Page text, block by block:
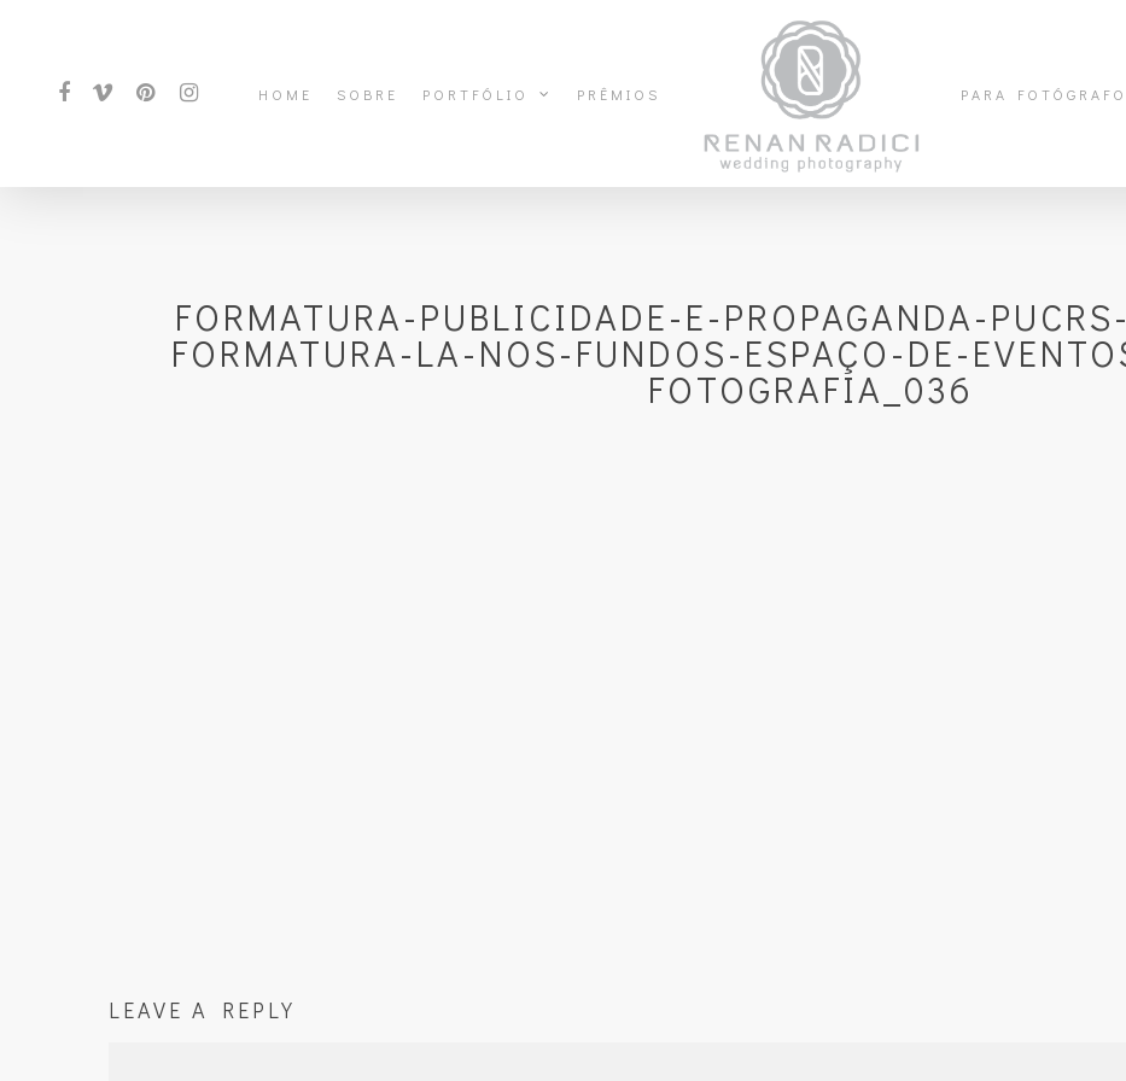
HOME SOBRE PORTFÓLIO PRÊMIOS PARA
FORMATURA-PUBLICIDADE-E-PROPAGANDA-
FORMATURA-LA-NOS-FUNDOS-ESPAÇO-DE-
FOTOGRAFIA_036
LEAVE A REPLY